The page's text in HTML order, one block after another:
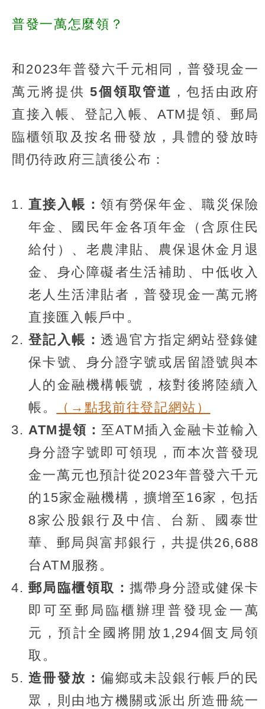
普發一萬怎麼領？
和2023年普發六千元相同，普發現金一
萬元將提供5個領取管道 ，包括由政府
直接入帳、登記入帳、ATM提領、郵局
臨櫃領取及按名冊發放，具體的發放時
間仍待政府三讀後公布：
直接入帳：領有勞保年金、職災保險
年金、國民年金各項年金（含原住民
給付）、老農津貼、農保退休金月退
金、身心障礙者生活補助、中低收入
老人生活津貼者，普發現金一萬元將
直接匯入帳戶中。
登記入帳：透過官方指定網站登錄健
保卡號、身分證字號或居留證號與本
人的金融機構帳號，核對後將陸續入
帳。
（→點我前往登記網站）
ATM提領： 至ATM插入金融卡並輸入
身分證字號即可領現，而本次普發現
金一萬元也預計從2023年普發六千元
的15家金融機構，擴增至16家，包括
8家公股銀行及中信、台新、國泰世
華、郵局與富邦銀行，共提供26,688
台ATM服務。
郵局臨櫃領取： 攜帶身分證或健保卡
即可至郵局臨櫃辦理普發現金一萬
元，預計全國將開放1,294個支局領
取。
造冊發放：偏鄉或未設銀行帳戶的民
眾，則由地方機關或派出所造冊統一